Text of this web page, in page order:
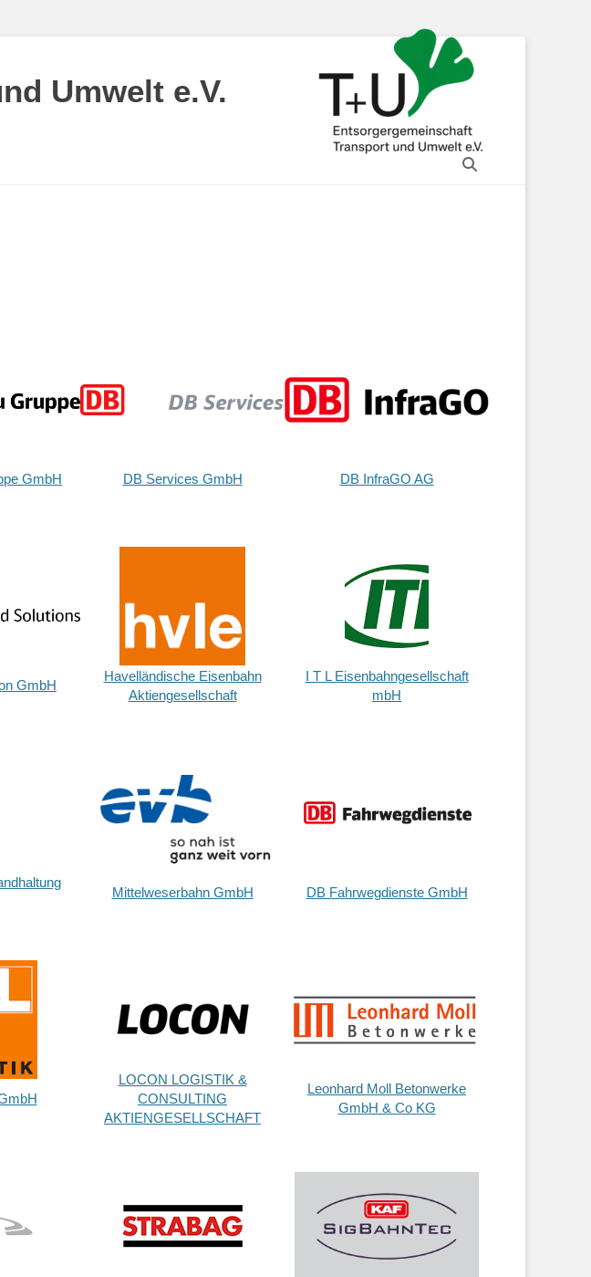
Umwelt e.V.
Suchen
GmbH DB Services GmbH DB InfraGO AG
GmbH
Havelländische Eisenbahn
Aktiengesellschaft
I T L Eisenbahngesellschaft
mbH
Mittelweserbahn GmbH DB Fahrwegdienste GmbH
LOCON LOGISTIK &
CONSULTING
AKTIENGESELLSCHAFT
Leonhard Moll Betonwerke
GmbH & Co KG